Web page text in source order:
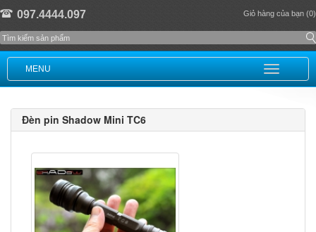
097.4444.097 Giỏ hàng của bạn (0)
MENU
Đèn pin Shadow Mini TC6